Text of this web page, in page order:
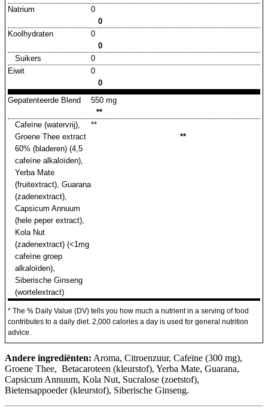
Natrium
0
0
Koolhydraten
0
0
Suikers
0
Eiwit
0
0
Gepatenteerde Blend
550 mg
**
Cafeïne (watervrij),
Groene Thee extract
60% (bladeren) (4,5
cafeïne alkaloïden),
Yerba Mate
(fruitextract), Guarana
(zadenextract),
Capsicum Annuum
(hele peper extract),
Kola Nut
(zadenextract) (<1mg
cafeïne groep
alkaloïden),
Siberische Ginseng
(wortelextract)
**
**
* The % Daily Value (DV) tells you how much a nutrient in a serving of food
contributes to a daily diet. 2,000 calories a day is used for general nutrition
advice.
Andere ingrediënten: Aroma, Citroenzuur, Cafeïne (300 mg),
Groene Thee, Betacaroteen (kleurstof), Yerba Mate, Guarana,
Capsicum Annuum, Kola Nut, Sucralose (zoetstof),
Bietensappoeder (kleurstof), Siberische Ginseng.